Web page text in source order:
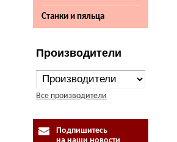
Станки и пяльца
Производители
Все производители
Подпишитесь